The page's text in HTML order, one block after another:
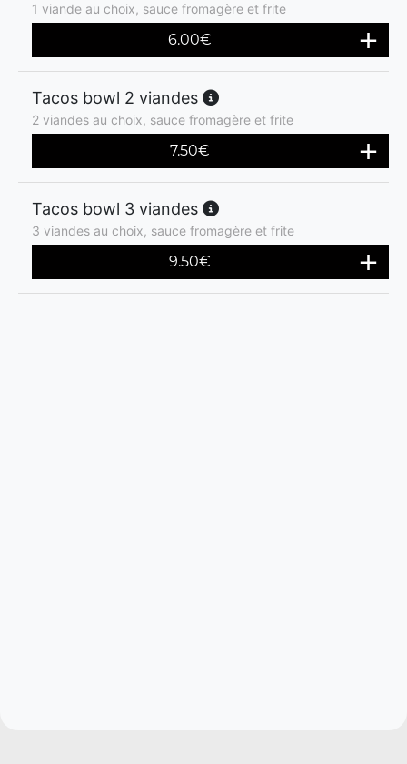
1 viande au choix, sauce fromagère et frite
6.00€
Tacos bowl 2 viandes
2 viandes au choix, sauce fromagère et frite
7.50€
Tacos bowl 3 viandes
3 viandes au choix, sauce fromagère et frite
9.50€